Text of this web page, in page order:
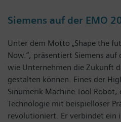
Siemens auf der EMO
Unter dem Motto „Shape the
Now.“, präsentiert Siemens auf
wie Unternehmen die Zukunft
gestalten können. Eines der
Sinumerik Machine Tool Robot,
Technologie mit beispielloser
revolutioniert. Er verbindet ein